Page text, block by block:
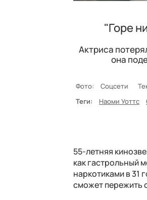
"Горе
Актриса
она
Фото: Соцсети
Теги:
Наоми Уоттс
55-летняя
как гастрольный
наркотиками в 31
сможет пережить